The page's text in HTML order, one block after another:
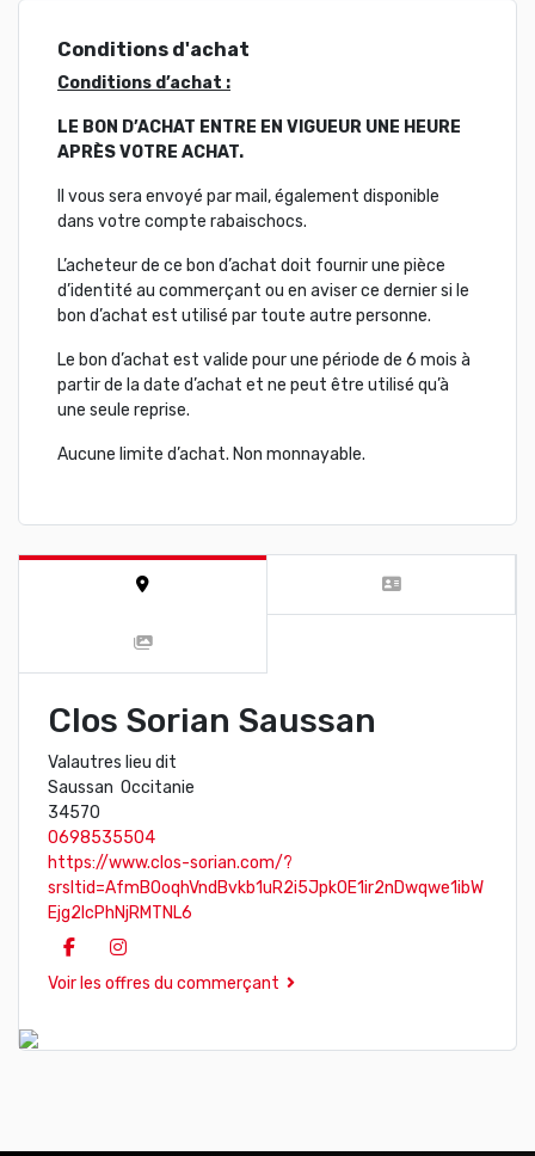
Conditions d'achat
Conditions d’achat :
LE BON D’ACHAT ENTRE EN VIGUEUR UNE HEURE
APRÈS VOTRE ACHAT.
Il vous sera envoyé par mail, également disponible
dans votre compte rabaischocs.
L’acheteur de ce bon d’achat doit fournir une pièce
d’identité au commerçant ou en aviser ce dernier si le
bon d’achat est utilisé par toute autre personne.
Le bon d’achat est valide pour une période de 6 mois à
partir de la date d’achat et ne peut être utilisé qu’à
une seule reprise.
Aucune limite d’achat. Non monnayable.
Clos Sorian Saussan
Valautres lieu dit
Saussan Occitanie
34570
0698535504
https://www.clos-sorian.com/?
srsltid=AfmBOoqhVndBvkb1uR2i5JpkOE1ir2nDwqwe1ibW
Ejg2IcPhNjRMTNL6
Voir les offres du commerçant